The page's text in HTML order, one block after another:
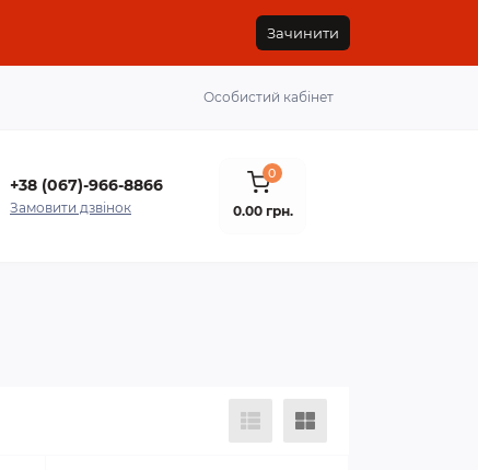
Зачинити
Особистий кабінет
+38 (067)-966-8866
Замовити дзвінок
0
0.00 грн.